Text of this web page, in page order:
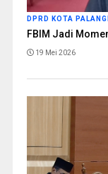
DPRD KOTA
FBIM Jadi
19 Mei 2026